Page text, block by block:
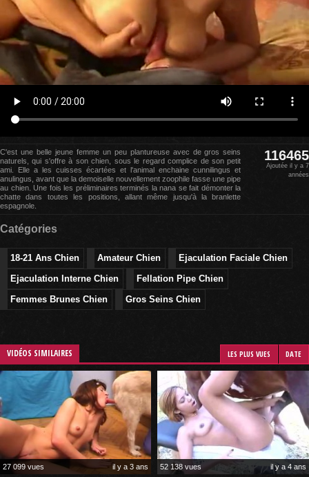
C'est une belle jeune femme un peu plantureuse avec de gros seins
naturels, qui s'offre à son chien, sous le regard complice de son petit
ami. Elle a les cuisses écartées et l'animal enchaine cunnilingus et
anulingus, avant que la demoiselle nouvellement zoophile fasse une pipe
au chien. Une fois les préliminaires terminés la nana se fait démonter la
chatte dans toutes les positions, allant même jusqu'à la branlette
espagnole.
116465
Ajoutée il y a 7
années
Catégories
18-21 Ans Chien Amateur Chien
Ejaculation Faciale Chien
Ejaculation Interne Chien
Fellation Pipe Chien
Femmes Brunes Chien
Gros Seins Chien
VIDÉOS SIMILAIRES LES PLUS VUES DATE
27 099 vues
il y a 3 ans
52 138 vues
il y a 4 ans